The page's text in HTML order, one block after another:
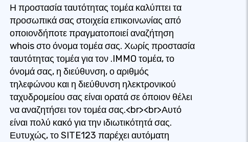
Η προστασία ταυτότητας τομέα καλύπτει τα
προσωπικά σας στοιχεία επικοινωνίας από
οποιονδήποτε πραγματοποιεί αναζήτηση
whois στο όνομα τομέα σας. Χωρίς προστασία
ταυτότητας τομέα για τον .IMMO τομέα, το
όνομά σας, η διεύθυνση, ο αριθμός
τηλεφώνου και η διεύθυνση ηλεκτρονικού
ταχυδρομείου σας είναι ορατά σε όποιον θέλει
να αναζητήσει τον τομέα σας.<br><br>Αυτό
είναι πολύ κακό για την ιδιωτικότητά σας.
Ευτυχώς, το SITE123 παρέχει αυτόματη